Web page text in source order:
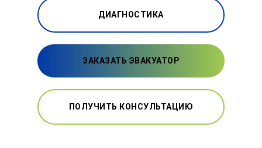
ДИАГНОСТИКА
ЗАКАЗАТЬ ЭВАКУАТОР
ПОЛУЧИТЬ КОНСУЛЬТАЦИЮ